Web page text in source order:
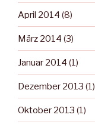
April 2014 (8)
März 2014 (3)
Januar 2014 (1)
Dezember 2013 (1)
Oktober 2013 (1)